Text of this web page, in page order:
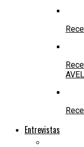
Entrevistas